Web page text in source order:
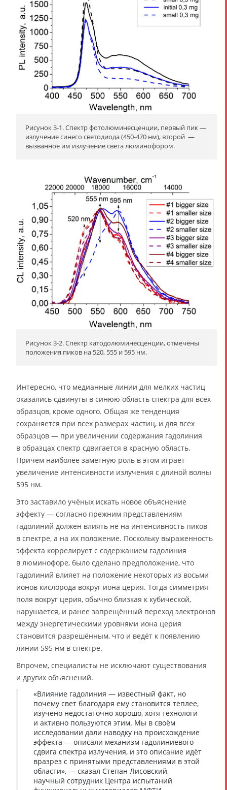
Рисунок 3-1. Спектр фотолюминесценции, первый пик —
излучение синего светодиода (450-470 нм), второй —
вызванное им излучение света люминофором.
Рисунок 3-2. Спектр катодолюминесценции, отмечены
положения пиков на 520, 555 и 595 нм.
Интересно, что медианные линии для мелких частиц
оказались сдвинуты в синюю область спектра для всех
образцов, кроме одного. Общая же тенденция
сохраняется при всех размерах частиц, и для всех
образцов — при увеличении содержания гадолиния
в образцах спектр сдвигается в красную область.
Причём наиболее заметную роль в этом играет
увеличение интенсивности излучения с длиной волны
595 нм.
Это заставило учёных искать новое объяснение
эффекту — согласно прежним представлениям
гадолиний должен влиять не на интенсивность пиков
в спектре, а на их положение. Поскольку выраженность
эффекта коррелирует с содержанием гадолиния
в люминофоре, было сделано предположение, что
гадолиний влияет на положение некоторых из восьми
ионов кислорода вокруг иона церия. Тогда симметрия
поля вокруг церия, обычно близкая к кубической,
нарушается, и ранее запрещённый переход электронов
между энергетическими уровнями иона церия
становится разрешённым, что и ведёт к появлению
линии 595 нм в спектре.
Впрочем, специалисты не исключают существования
и других объяснений.
«Влияние гадолиния — известный факт, но
почему свет благодаря ему становится теплее,
изучено недостаточно хорошо, хотя технологи
и активно пользуются этим. Мы в своём
исследовании дали наводку на происхождение
эффекта — описали механизм гадолиниевого
сдвига спектра излучения, и это описание идёт
вразрез с принятыми представлениями в этой
области», — сказал Степан Лисовский,
научный сотрудник Центра испытаний